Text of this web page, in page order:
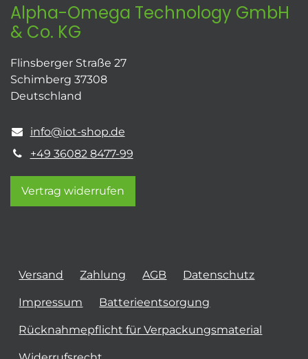
Alpha-Omega Technology GmbH
& Co. KG
Flinsberger Straße 27
Schimberg 37308
Deutschland
info@iot-shop.de
+49 36082 8477-99
Vertrag widerrufen
Versand Zahlung AGB Datenschutz
Impressum Batterieentsorgung
Rücknahmepflicht für Verpackungsmaterial